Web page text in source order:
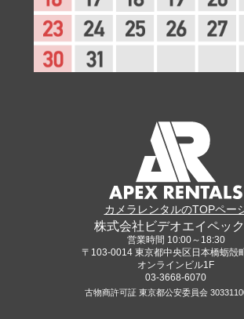
カメラレンタルのTOPペー
株式会社ビデオエイペッ
営業時間 10:00～18:30
〒103-0014 東京都中央区日本橋蛎殻
オンラインビル1F
03-3668-6070
古物商許可証 東京都公安委員会